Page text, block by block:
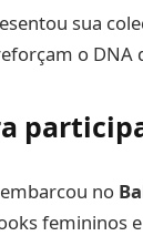
sua
o DNA
no
femininos